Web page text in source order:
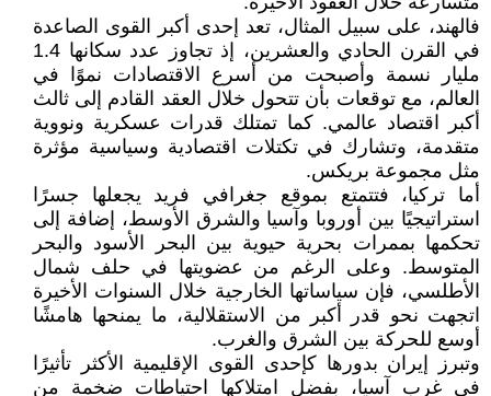
فالهند، على سبيل المثال، تعد إحدى أكبر القوى الصاعدة
في القرن الحادي والعشرين، إذ تجاوز عدد سكانها 1.4
مليار نسمة وأصبحت من أسرع الاقتصادات نموًا في
العالم، مع توقعات بأن تتحول خلال العقد القادم إلى ثالث
أكبر اقتصاد عالمي. كما تمتلك قدرات عسكرية ونووية
متقدمة، وتشارك في تكتلات اقتصادية وسياسية مؤثرة
مثل مجموعة بريكس.
أما تركيا، فتتمتع بموقع جغرافي فريد يجعلها جسرًا
استراتيجيًا بين أوروبا وآسيا والشرق الأوسط، إضافة إلى
تحكمها بممرات بحرية حيوية بين البحر الأسود والبحر
المتوسط. وعلى الرغم من عضويتها في حلف شمال
الأطلسي، فإن سياساتها الخارجية خلال السنوات الأخيرة
اتجهت نحو قدر أكبر من الاستقلالية، ما يمنحها هامشًا
أوسع للحركة بين الشرق والغرب.
وتبرز إيران بدورها كإحدى القوى الإقليمية الأكثر تأثيرًا
في غرب آسيا، بفضل امتلاكها احتياطات ضخمة من